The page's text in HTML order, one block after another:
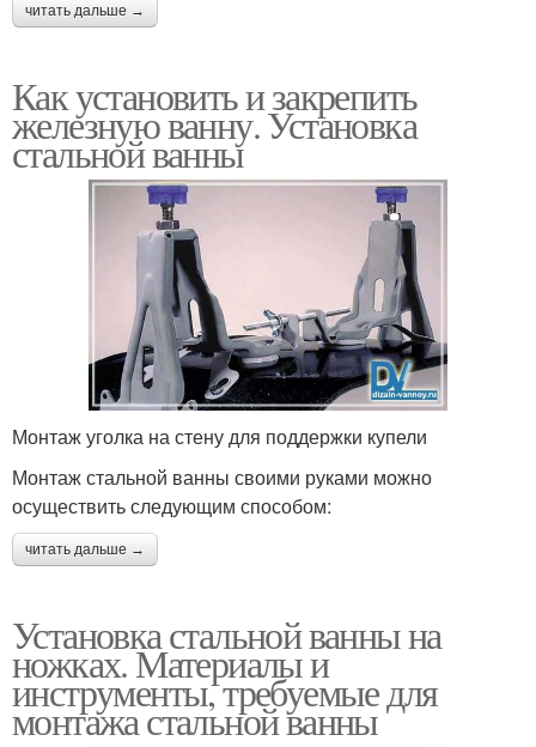
читать дальше →
Как установить и закрепить
железную ванну. Установка
стальной ванны
Монтаж уголка на стену для поддержки купели
Монтаж стальной ванны своими руками можно
осуществить следующим способом:
читать дальше →
Установка стальной ванны на
ножках. Материалы и
инструменты, требуемые для
монтажа стальной ванны